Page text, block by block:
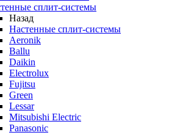
сплит-системы
Назад
Настенные сплит-системы
Aeronik
Ballu
Daikin
Electrolux
Fujitsu
Green
Lessar
Mitsubishi Electric
Panasonic